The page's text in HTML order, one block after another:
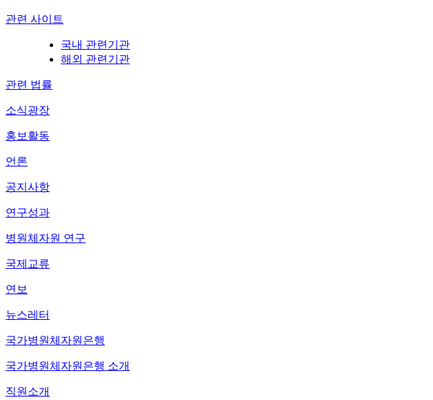
관련 사이트
국내 관련기관
해외 관련기관
관련 법률
소식광장
홍보활동
언론
공지사항
연구성과
병원체자원 연구
국제교류
연보
뉴스레터
국가병원체자원은행
국가병원체자원은행 소개
직원소개